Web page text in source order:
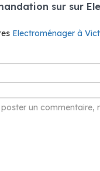
sur sur
Electroménager à